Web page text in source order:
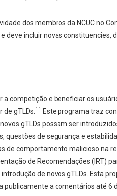
dos membros da NCUC no
deve incluir novas constituencies,
competição e beneficiar os
gTLDs. 11 Este programa traz
gTLDs possam ser
questões de segurança e
de comportamento malicioso na
de Recomendações (IRT)
de novos gTLDs. Esta
a comentários até 6